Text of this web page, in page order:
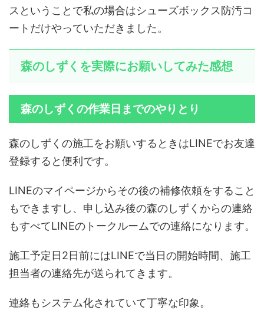
スということで私の場合はシューズボックス防汚コ
ートだけやっていただきました。
森のしずくを実際にお願いしてみた感想
森のしずくの作業日までのやりとり
森のしずくの施工をお願いするときはLINEでお友達
登録すると便利です。
LINEのマイページからその後の補修依頼をすること
もできますし、申し込み後の森のしずくからの連絡
もすべてLINEのトークルームでの連絡になります。
施工予定日2日前にはLINEで当日の開始時間、施工
担当者の連絡先が送られてきます。
連絡もシステム化されていて丁寧な印象。